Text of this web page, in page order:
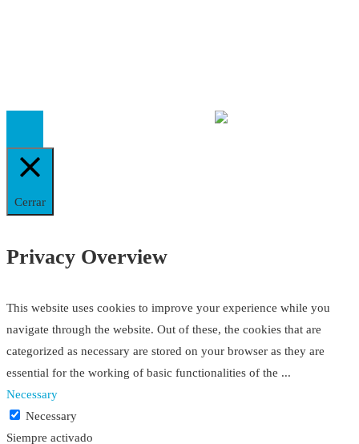
Cerrar
Privacy Overview
This website uses cookies to improve your experience while you
navigate through the website. Out of these, the cookies that are
categorized as necessary are stored on your browser as they are
essential for the working of basic functionalities of the ...
Necessary
Necessary
Siempre activado